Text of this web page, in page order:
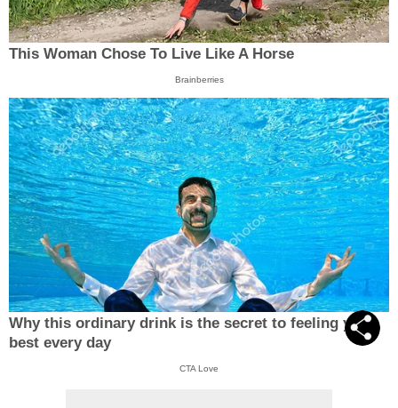
This Woman Chose To Live Like A Horse
Brainberries
Why this ordinary drink is the secret to feeling your
best every day
CTA Love